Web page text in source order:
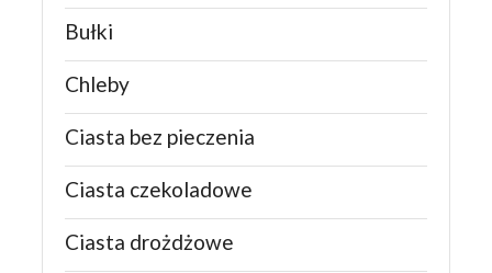
Bułki
Chleby
Ciasta bez pieczenia
Ciasta czekoladowe
Ciasta drożdżowe